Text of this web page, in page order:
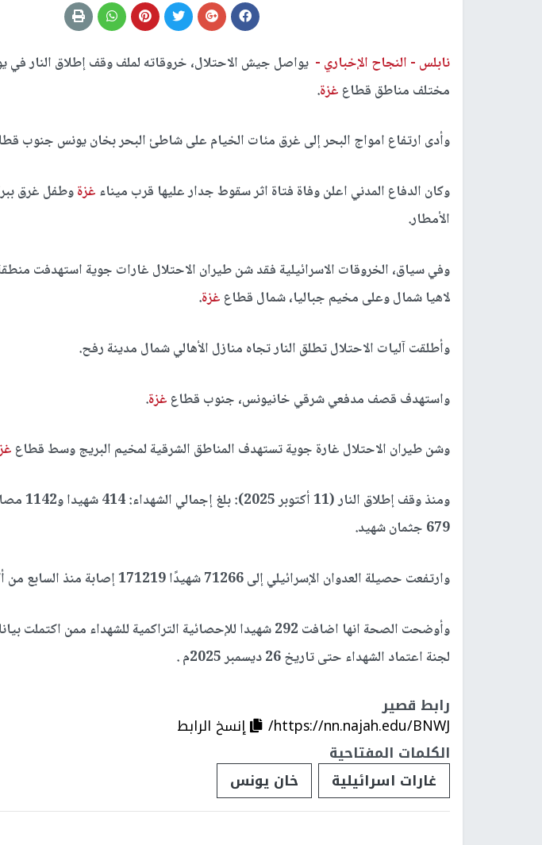
نابلس - النجاح الإخباري -
مختلف مناطق قطاع غزة.
وأدى ارتفاع امواج البحر إلى غرق مئات الخيام على شاطئ البحر بخان يونس جنوب
وكان الدفاع المدني اعلن وفاة فتاة اثر سقوط جدار عليها قرب ميناء غزةوطفل غرق
الأمطار.
وفي سياق، الخروقات الاسرائيلية فقد شن طيران الاحتلال غارات جوية استهدفت
لاهيا شمال وعلى مخيم جباليا، شمال قطاع غزة.
وأطلقت آليات الاحتلال تطلق النار تجاه منازل الأهالي شمال مدينة رفح.
واستهدف قصف مدفعي شرقي خانيونس، جنوب قطاع غزة.
وشن طيران الاحتلال غارة جوية تستهدف المناطق الشرقية لمخيم البريج وسط قطاع
ومنذ وقف
679 جثمان شهيد.
وارتفعت حصيلة العدوان الإسرائيلي إلى 71266 شهيدًا 171219 إصابة منذ السابع من أكتوبر للعام 2023 م.
وأوضحت الصحة انها اضافت 292 شهيدا للإحصائية التراكمية للشهداء ممن
لجنة اعتماد الشهداء حتى تاريخ 26 ديسمبر 2025م .
رابط قصير
https://nn.najah.edu/BNWJ/
إنسخ الرابط
الكلمات المفتاحية
غارات اسرائيلية
خان يونس